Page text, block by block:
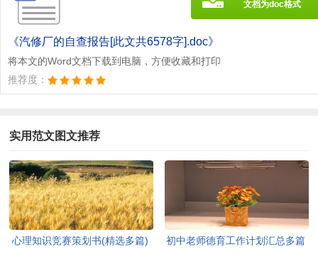
《汽修厂的自查报告[此文共6578字].doc》
将本文的Word文档下载到电脑，方便收藏和打印
推荐度：
文档为doc格式
实用范文图文推荐
心理知识竞赛策划书(精选多篇)
初中老师德育工作计划汇总多篇